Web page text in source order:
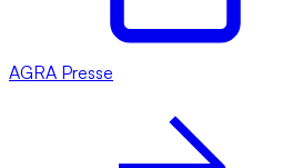
AGRA Presse